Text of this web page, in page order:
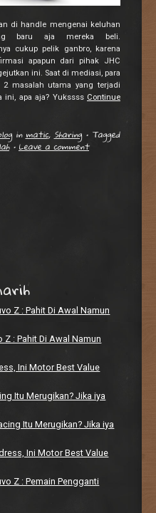
di handle mengenai keluhan
baru aja mereka beli.
cukup pelik ganbro, karena
apapun dari pihak JHC
ini. Saat di mediasi, para
masalah utama yang terjadi
ini, apa aja? Yukssss Continue
in matic, Sharing • Tagged
• Leave a comment
Z : Pahit Di Awal Namun
Z : Pahit Di Awal Namun
Ini Motor Best Value
Itu Merugikan? Jika iya
Itu Merugikan? Jika iya
Ini Motor Best Value
Z : Pemain Pengganti